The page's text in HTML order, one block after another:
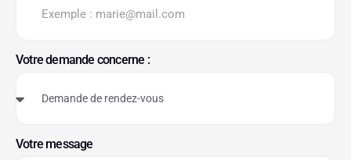
Votre demande concerne :
Votre message